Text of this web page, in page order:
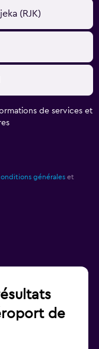
(RJK)
de services et
générales et
de